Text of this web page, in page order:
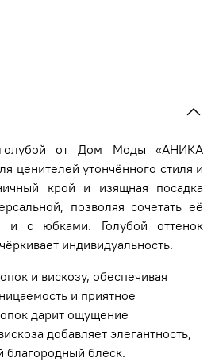
от Дом Моды «АНИКА
ценителей утончённого стиля и
крой и изящная посадка
позволяя сочетать её
с юбками. Голубой оттенок
индивидуальность.
и вискозу, обеспечивая
и приятное
дарит ощущение
добавляет элегантность,
благородный блеск.